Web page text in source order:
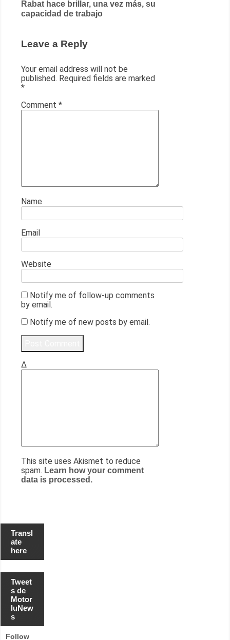
Rabat hace brillar, una vez más, su
capacidad de trabajo
Leave a Reply
Your email address will not be
published. Required fields are marked
*
Comment *
Name
Email
Website
Notify me of follow-up comments
by email.
Notify me of new posts by email.
Δ
This site uses Akismet to reduce
spam. Learn how your comment
data is processed.
Transl
ate
here
Tweet
s de
Motor
luNew
s
Follow